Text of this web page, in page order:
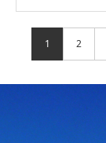
1 2